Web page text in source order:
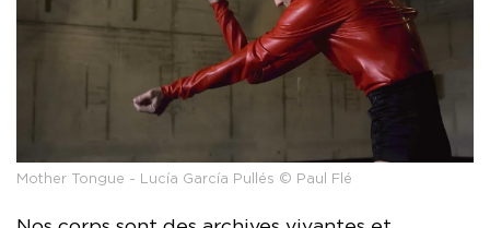
Mother Tongue - Lucía García Pullés © Paul Flé